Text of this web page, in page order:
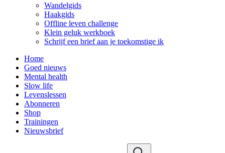
Wandelgids
Haakgids
Offline leven challenge
Klein geluk werkboek
Schrijf een brief aan je toekomstige ik
Home
Goed nieuws
Mental health
Slow life
Levenslessen
Abonneren
Shop
Trainingen
Nieuwsbrief